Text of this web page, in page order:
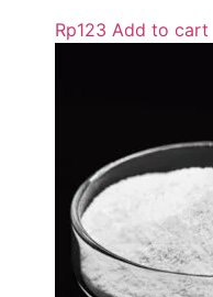
Rp123 Add to cart